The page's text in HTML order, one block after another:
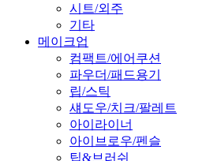
시트/외주
기타
메이크업
컴팩트/에어쿠션
파우더/패드용기
립/스틱
섀도우/치크/팔레트
아이라이너
아이브로우/펜슬
팁&브러쉬